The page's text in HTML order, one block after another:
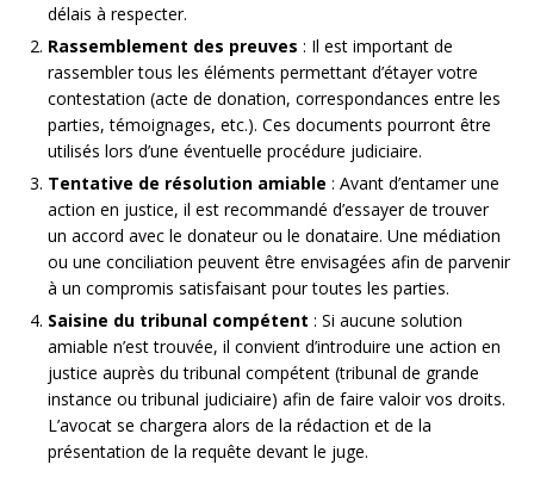
délais à respecter.
Rassemblement des preuves : Il est important de
rassembler tous les éléments permettant d’étayer votre
contestation (acte de donation, correspondances entre les
parties, témoignages, etc.). Ces documents pourront être
utilisés lors d’une éventuelle procédure judiciaire.
Tentative de résolution amiable : Avant d’entamer une
action en justice, il est recommandé d’essayer de trouver
un accord avec le donateur ou le donataire. Une médiation
ou une conciliation peuvent être envisagées afin de parvenir
à un compromis satisfaisant pour toutes les parties.
Saisine du tribunal compétent : Si aucune solution
amiable n’est trouvée, il convient d’introduire une action en
justice auprès du tribunal compétent (tribunal de grande
instance ou tribunal judiciaire) afin de faire valoir vos droits.
L’avocat se chargera alors de la rédaction et de la
présentation de la requête devant le juge.